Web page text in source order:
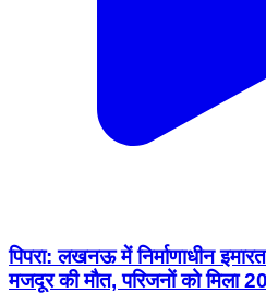
पिपरा: लखनऊ में निर्माणाधीन
मजदूर की मौत, परिजनों को मिला